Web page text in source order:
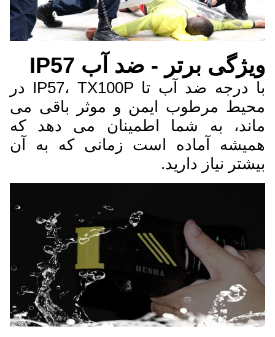
ویژگی برتر - ضد آب IP57
با درجه ضد آب تا IP57، TX100P در
محیط مرطوب ایمن و موثر باقی می
ماند، به شما اطمینان می دهد که
همیشه آماده است زمانی که به آن
بیشتر نیاز دارید.